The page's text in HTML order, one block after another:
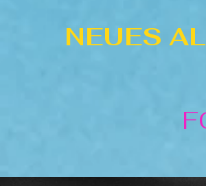
NEUES